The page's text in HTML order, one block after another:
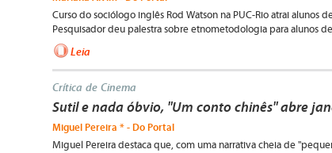
Curso do sociólogo inglês Rod Watson na PUC-Rio atrai alunos
Pesquisador deu palestra sobre etnometodologia para alunos
Leia
Crítica de Cinema
Sutil e nada óbvio, "Um conto chinês" abre
Miguel Pereira * - Do Portal
Miguel Pereira destaca que, com uma narrativa cheia de